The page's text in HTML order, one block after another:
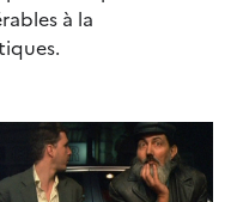
à la